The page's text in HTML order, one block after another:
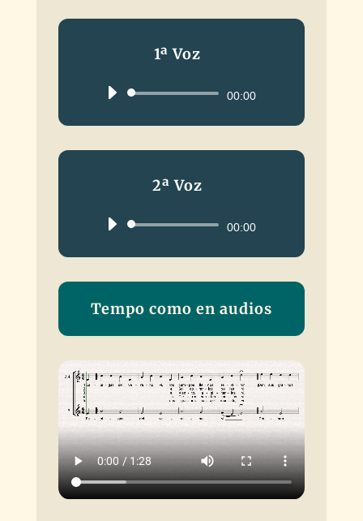
1ª Voz
Reproductor00:00
2ª Voz
Reproductor00:00
Tempo como en audios